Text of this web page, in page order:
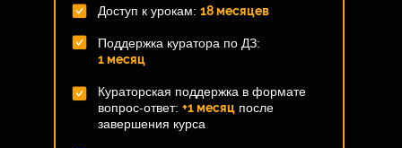
Доступ к урокам: 18 месяцев
Поддержка куратора по ДЗ:
1 месяц
Кураторская поддержка в формате
вопрос-ответ: +1 месяц после
завершения курса